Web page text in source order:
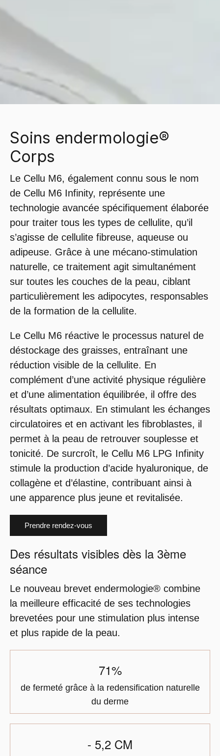
Soins endermologie®
Corps
Le Cellu M6, également connu sous le nom
de Cellu M6 Infinity, représente une
technologie avancée spécifiquement élaborée
pour traiter tous les types de cellulite, qu’il
s’agisse de cellulite fibreuse, aqueuse ou
adipeuse. Grâce à une mécano-stimulation
naturelle, ce traitement agit simultanément
sur toutes les couches de la peau, ciblant
particulièrement les adipocytes, responsables
de la formation de la cellulite.
Le Cellu M6 réactive le processus naturel de
déstockage des graisses, entraînant une
réduction visible de la cellulite. En
complément d’une activité physique régulière
et d’une alimentation équilibrée, il offre des
résultats optimaux. En stimulant les échanges
circulatoires et en activant les fibroblastes, il
permet à la peau de retrouver souplesse et
tonicité. De surcroît, le Cellu M6 LPG Infinity
stimule la production d’acide hyaluronique, de
collagène et d’élastine, contribuant ainsi à
une apparence plus jeune et revitalisée.
Prendre rendez-vous
Des résultats visibles dès la 3ème
séance
Le nouveau brevet endermologie® combine
la meilleure efficacité de ses technologies
brevetées pour une stimulation plus intense
et plus rapide de la peau.
71%
de fermeté grâce à la redensification naturelle
du derme
- 5,2 CM